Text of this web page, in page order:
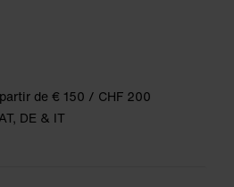
de € 150 / CHF 200
DE & IT